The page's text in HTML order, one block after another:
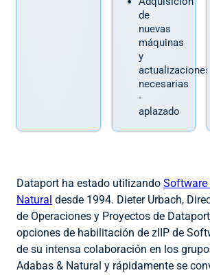
de
nuevas
máquinas
y
actualizaciones
necesarias
-
aplazado
Dataport ha estado utilizando Software
Natural desde 1994. Dieter Urbach,
de Operaciones y Proyectos de
opciones de habilitación de zIIP de
de su intensa colaboración en los
Adabas & Natural y rápidamente se